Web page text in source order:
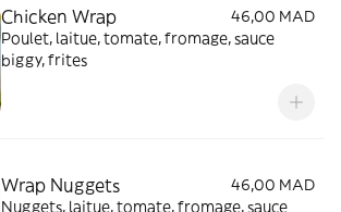
Chicken Wrap
46,00 MAD
Poulet, laitue, tomate, fromage, sauce
biggy, frites
Wrap Nuggets
46,00 MAD
Nuggets, laitue, tomate, fromage, sauce